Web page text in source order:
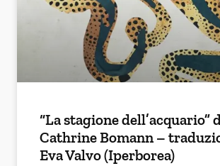
“La stagione dell’acquario”
Cathrine Bomann –
Eva Valvo (Iperborea)